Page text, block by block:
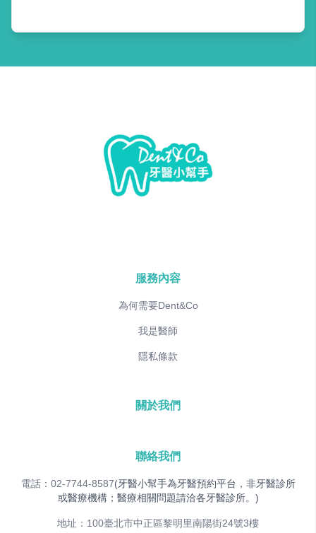
服務內容
為何需要Dent&Co
我是醫師
隱私條款
關於我們
聯絡我們
電話：02-7744-8587(牙醫小幫手為牙醫預約平台，非牙醫診所
或醫療機構；醫療相關問題請洽各牙醫診所。)
地址：100臺北市中正區黎明里南陽街24號3樓